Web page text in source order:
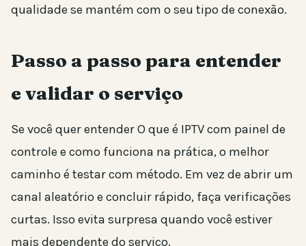
qualidade se mantém com o seu tipo de conexão.
Passo a passo para entender
e validar o serviço
Se você quer entender O que é IPTV com painel de
controle e como funciona na prática, o melhor
caminho é testar com método. Em vez de abrir um
canal aleatório e concluir rápido, faça verificações
curtas. Isso evita surpresa quando você estiver
mais dependente do serviço.